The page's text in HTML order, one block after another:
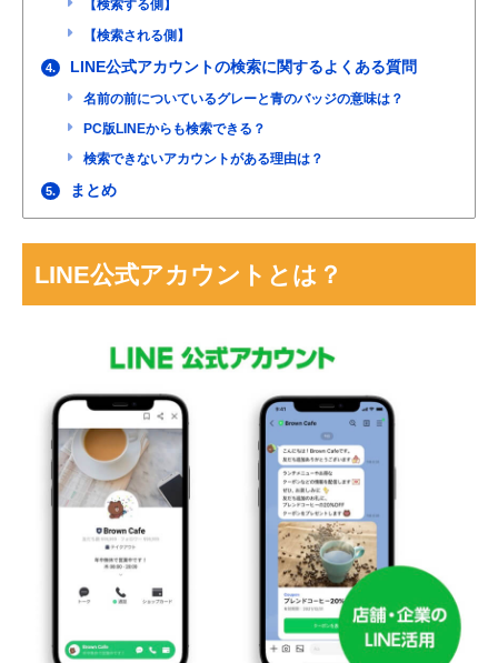
【検索する側】
【検索される側】
4. LINE公式アカウントの検索に関するよくある質問
名前の前についているグレーと青のバッジの意味は？
PC版LINEからも検索できる？
検索できないアカウントがある理由は？
5. まとめ
LINE公式アカウントとは？